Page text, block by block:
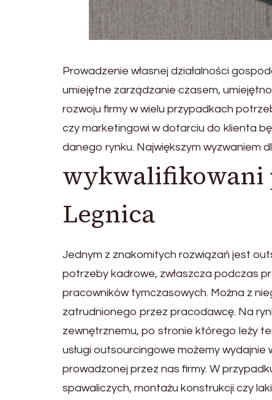
Prowadzenie własnej działalności
umiejętne zarządzanie czasem,
rozwoju firmy w wielu przypadkach
czy marketingowi w dotarciu do klienta
danego rynku. Największym wyzwaniem
wykwalifikowani
Legnica
Jednym z znakomitych rozwiązań jest
potrzeby kadrowe, zwłaszcza podczas
pracowników tymczasowych. Można z
zatrudnionego przez pracodawcę. Na
zewnętrznemu, po stronie którego leży
usługi outsourcingowe możemy
prowadzonej przez nas firmy. W
spawaliczych, montażu konstrukcji czy